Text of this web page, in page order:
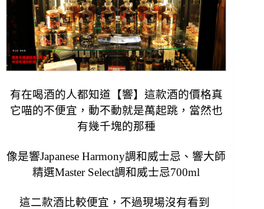
有在喝酒的人都知道【響】這款酒的價格真
它喵的不便宜，動不動就是萬起跳，當然也
有幾千塊的那種
像是響Japanese Harmony調和威士忌、 響大師
精選Master Select調和威士忌700ml
這二款酒比較便宜，不過現場沒有看到